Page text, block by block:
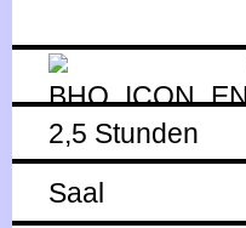
2,5 Stunden
Saal